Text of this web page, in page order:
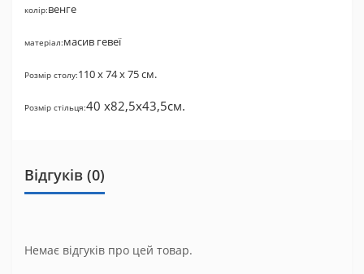
колір:венге
матеріал:масив гевеї
Розмір столу:110 х 74 х 75 см.
Розмір стільця:40 х82,5х43,5см.
Відгуків (0)
Немає відгуків про цей товар.